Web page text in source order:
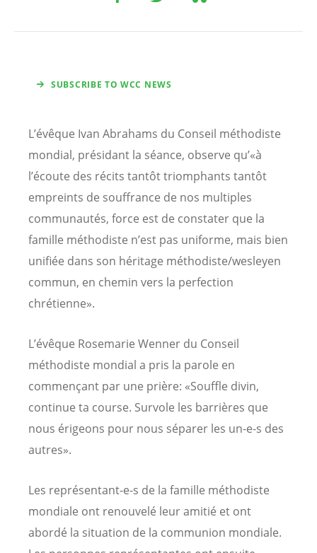
SUBSCRIBE TO WCC NEWS
L’évêque Ivan Abrahams du Conseil méthodiste
mondial, présidant la séance, observe qu’«à
l’écoute des récits tantôt triomphants tantôt
empreints de souffrance de nos multiples
communautés, force est de constater que la
famille méthodiste n’est pas uniforme, mais bien
unifiée dans son héritage méthodiste/wesleyen
commun, en chemin vers la perfection
chrétienne».
L’évêque Rosemarie Wenner du Conseil
méthodiste mondial a pris la parole en
commençant par une prière: «Souffle divin,
continue ta course. Survole les barrières que
nous érigeons pour nous séparer les un-e-s des
autres».
Les représentant-e-s de la famille méthodiste
mondiale ont renouvelé leur amitié et ont
abordé la situation de la communion mondiale.